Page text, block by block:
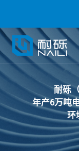
耐砾
年产6万吨
环